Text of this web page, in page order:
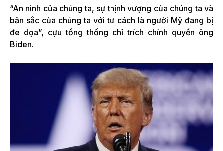
“An ninh của chúng ta, sự thịnh vượng của chúng ta và
bản sắc của chúng ta với tư cách là người Mỹ đang bị
đe dọa”, cựu tổng thống chỉ trích chính quyền ông
Biden.